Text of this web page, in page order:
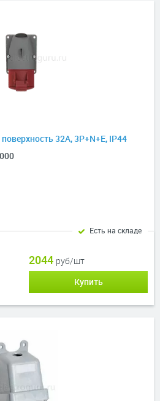
32A, 3P+N+E, IP44
2044 руб/шт
Купить
Есть на складе